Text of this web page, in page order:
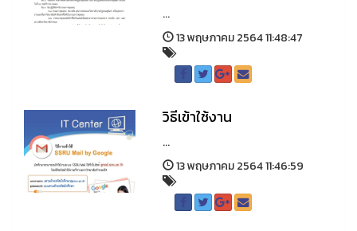
...
13 พฤษภาคม 2564 11:48:47
วิธีเข้าใช้งาน
...
13 พฤษภาคม 2564 11:46:59